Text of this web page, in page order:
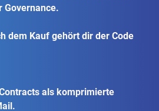
Governance.
dem Kauf gehört dir der Code
als komprimierte